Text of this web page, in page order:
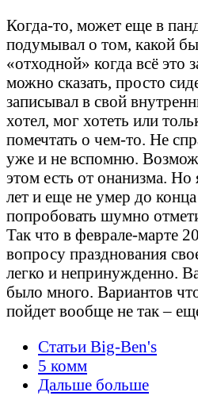
Когда-то, может еще в
подумывал о том, какой бы
«отходной» когда всё это
можно сказать, просто
записывал в свой
хотел, мог хотеть или
помечтать о чем-то. Не
уже и не вспомню.
этом есть от онанизма.
лет и еще не умер до
попробовать шумно
Так что в феврале-марте
вопросу празднования
легко и непринужденно.
было много. Вариантов
пойдет вообще не так –
Статьи Big-Ben's
5 комм
Дальше больше